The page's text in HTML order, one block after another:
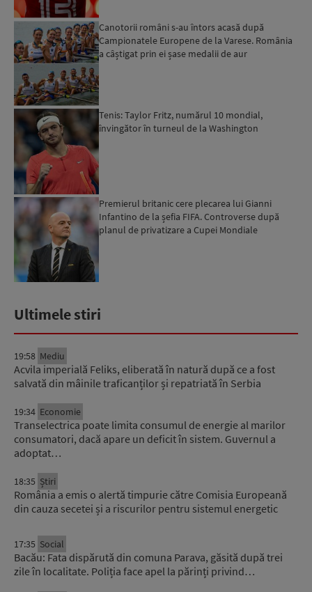
Canotorii români s-au întors acasă după
Campionatele Europene de la Varese. România
a câștigat prin ei șase medalii de aur
Tenis: Taylor Fritz, numărul 10 mondial,
învingător în turneul de la Washington
Premierul britanic cere plecarea lui Gianni
Infantino de la șefia FIFA. Controverse după
planul de privatizare a Cupei Mondiale
Ultimele stiri
19:58 Mediu
Acvila imperială Feliks, eliberată în natură după ce a fost
salvată din mâinile traficanților și repatriată în Serbia
19:34 Economie
Transelectrica poate limita consumul de energie al marilor
consumatori, dacă apare un deficit în sistem. Guvernul a
adoptat…
18:35 Știri
România a emis o alertă timpurie către Comisia Europeană
din cauza secetei și a riscurilor pentru sistemul energetic
17:35 Social
Bacău: Fata dispărută din comuna Parava, găsită după trei
zile în localitate. Poliția face apel la părinți privind…